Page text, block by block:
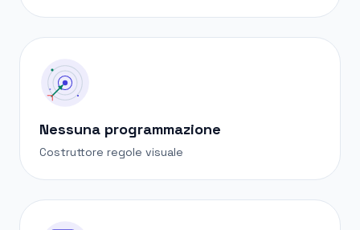
Nessuna programmazione
Costruttore regole visuale